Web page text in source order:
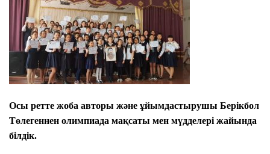
Осы ретте жоба авторы және ұйымдастырушы Берікбол
Төлегеннен олимпиада мақсаты мен мүдделері жайында
білдік.